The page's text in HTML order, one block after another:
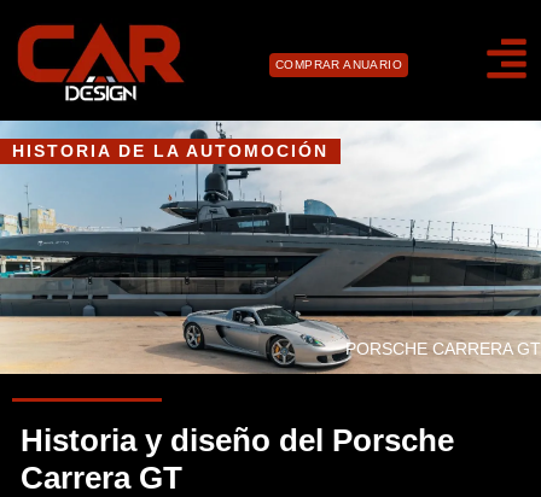
COMPRAR ANUARIO
HISTORIA DE LA AUTOMOCIÓN
PORSCHE CARRERA GT
Historia y diseño del Porsche
Carrera GT